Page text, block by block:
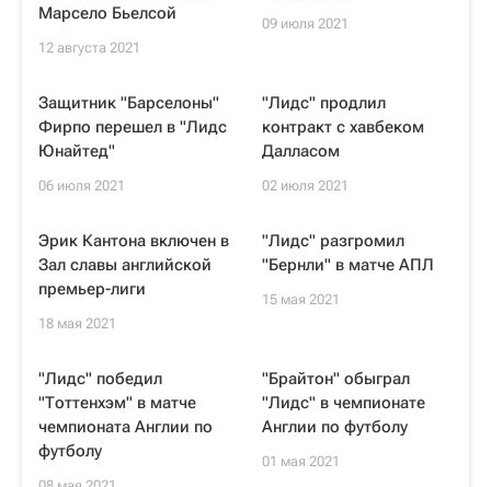
Марсело Бьелсой
12 августа 2021
09 июля 2021
Защитник "Барселоны"
Фирпо перешел в "Лидс
Юнайтед"
06 июля 2021
"Лидс" продлил
контракт с хавбеком
Далласом
02 июля 2021
Эрик Кантона включен в
Зал славы английской
премьер-лиги
18 мая 2021
"Лидс" разгромил
"Бернли" в матче АПЛ
15 мая 2021
"Лидс" победил
"Тоттенхэм" в матче
чемпионата Англии по
футболу
"Брайтон" обыграл
"Лидс" в чемпионате
Англии по футболу
01 мая 2021